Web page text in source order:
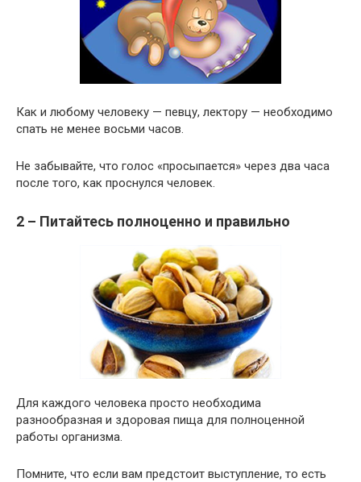
Как и любому человеку — певцу, лектору — необходимо
спать не менее восьми часов.
Не забывайте, что голос «просыпается» через два часа
после того, как проснулся человек.
2 – Питайтесь полноценно и правильно
Для каждого человека просто необходима
разнообразная и здоровая пища для полноценной
работы организма.
Помните, что если вам предстоит выступление, то есть